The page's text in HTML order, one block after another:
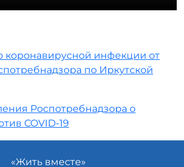
инфекции от
по Иркутской
Роспотребнадзора о
COVID-19
«Жить вместе»